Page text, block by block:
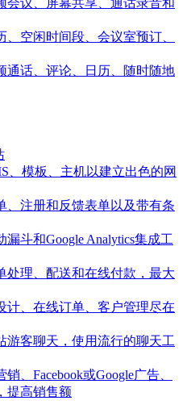
会议、屏幕共享、通话录音和
空闲时间段、会议室预订、
通话、评论、日历、随时随地
、模板、主机以建立出色的网
、注册和反馈表单以及带有条
斗和Google Analytics集成工
处理、配送和在线付款，最大
计、在线订单、客户管理尽在
游客聊天，使用流行的聊天工
、Facebook或Google广告、
提高销售额